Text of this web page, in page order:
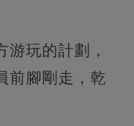
游玩的計劃，
前腳剛走，乾